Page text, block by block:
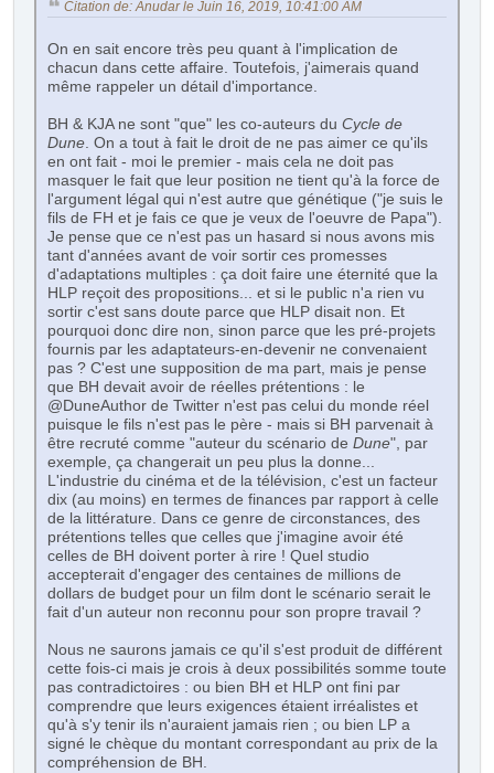
Citation de: Anudar le Juin 16, 2019, 10:41:00 AM
On en sait encore très peu quant à l'implication de
chacun dans cette affaire. Toutefois, j'aimerais quand
même rappeler un détail d'importance.
BH & KJA ne sont "que" les co-auteurs du Cycle de
Dune. On a tout à fait le droit de ne pas aimer ce qu'ils
en ont fait - moi le premier - mais cela ne doit pas
masquer le fait que leur position ne tient qu'à la force de
l'argument légal qui n'est autre que génétique ("je suis le
fils de FH et je fais ce que je veux de l'oeuvre de Papa").
Je pense que ce n'est pas un hasard si nous avons mis
tant d'années avant de voir sortir ces promesses
d'adaptations multiples : ça doit faire une éternité que la
HLP reçoit des propositions... et si le public n'a rien vu
sortir c'est sans doute parce que HLP disait non. Et
pourquoi donc dire non, sinon parce que les pré-projets
fournis par les adaptateurs-en-devenir ne convenaient
pas ? C'est une supposition de ma part, mais je pense
que BH devait avoir de réelles prétentions : le
@DuneAuthor de Twitter n'est pas celui du monde réel
puisque le fils n'est pas le père - mais si BH parvenait à
être recruté comme "auteur du scénario de Dune", par
exemple, ça changerait un peu plus la donne...
L'industrie du cinéma et de la télévision, c'est un facteur
dix (au moins) en termes de finances par rapport à celle
de la littérature. Dans ce genre de circonstances, des
prétentions telles que celles que j'imagine avoir été
celles de BH doivent porter à rire ! Quel studio
accepterait d'engager des centaines de millions de
dollars de budget pour un film dont le scénario serait le
fait d'un auteur non reconnu pour son propre travail ?
Nous ne saurons jamais ce qu'il s'est produit de différent
cette fois-ci mais je crois à deux possibilités somme toute
pas contradictoires : ou bien BH et HLP ont fini par
comprendre que leurs exigences étaient irréalistes et
qu'à s'y tenir ils n'auraient jamais rien ; ou bien LP a
signé le chèque du montant correspondant au prix de la
compréhension de BH.